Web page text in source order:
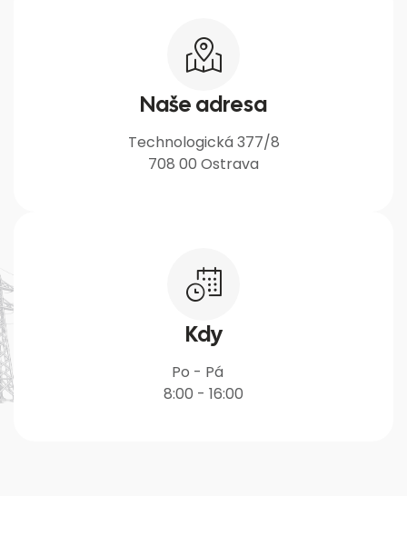
Naše adresa
Technologická 377/8
708 00 Ostrava
Kdy
Po - Pá
8:00 - 16:00